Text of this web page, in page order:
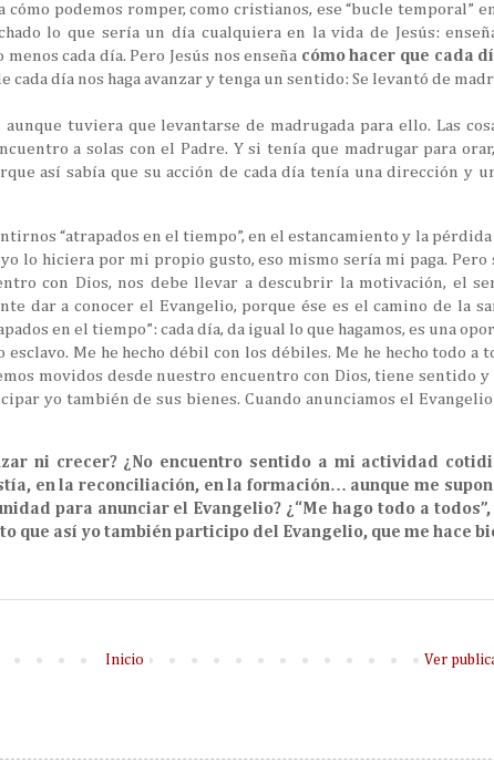
podemos romper, como cristianos, ese “bucle temporal”
lo que sería un día cualquiera en la vida de Jesús:
cada día. Pero Jesús nos enseña cómo hacer que cada
día nos haga avanzar y tenga un sentido: Se levantó de
aunque tuviera que levantarse de madrugada para ello. Las
a solas con el Padre. Y si tenía que madrugar para
así sabía que su acción de cada día tenía una dirección y
“atrapados en el tiempo”, en el estancamiento y la
lo hiciera por mi propio gusto, eso mismo sería mi paga. Pero
con Dios, nos debe llevar a descubrir la motivación, el
dar a conocer el Evangelio, porque ése es el camino de la
en el tiempo”: cada día, da igual lo que hagamos, es una
Me he hecho débil con los débiles. Me he hecho todo a
movidos desde nuestro encuentro con Dios, tiene sentido y
yo también de sus bienes. Cuando anunciamos el
ni crecer? ¿No encuentro sentido a mi actividad
en la reconciliación, en la formación… aunque me
para anunciar el Evangelio? ¿“Me hago todo a
que así yo también participo del Evangelio, que me hace
Ver
Inicio